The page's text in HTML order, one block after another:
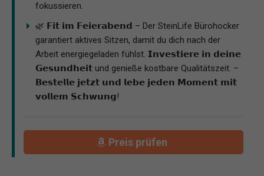
fokussieren.
🌿 𝗙𝗶𝘁 𝗶𝗺 𝗙𝗲𝗶𝗲𝗿𝗮𝗯𝗲𝗻𝗱 – Der SteinLife Bürohocker
garantiert aktives Sitzen, damit du dich nach der
Arbeit energiegeladen fühlst. 𝗜𝗻𝘃𝗲𝘀𝘁𝗶𝗲𝗿𝗲 𝗶𝗻 𝗱𝗲𝗶𝗻𝗲
𝗚𝗲𝘀𝘂𝗻𝗱𝗵𝗲𝗶𝘁 und genieße kostbare Qualitätszeit. –
𝗕𝗲𝘀𝘁𝗲𝗹𝗹𝗲 𝗷𝗲𝘁𝘇𝘁 𝘂𝗻𝗱 𝗹𝗲𝗯𝗲 𝗷𝗲𝗱𝗲𝗻 𝗠𝗼𝗺𝗲𝗻𝘁 𝗺𝗶𝘁
𝘃𝗼𝗹𝗹𝗲𝗺 𝗦𝗰𝗵𝘄𝘂𝗻𝗴!
Preis prüfen